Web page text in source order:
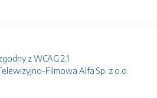
z WCAG 2.1
Filmowa Alfa Sp. z o.o.